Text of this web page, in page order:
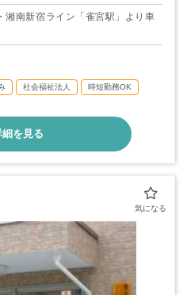
未就学児対象）
20日（初年度10日）
湘南新宿ライン「雀宮駅」より車
社会福祉法人 時短勤務OK
細を見る